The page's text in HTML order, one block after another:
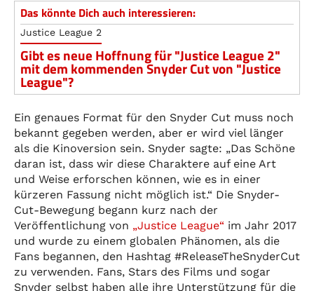
Das könnte Dich auch interessieren:
Justice League 2
Gibt es neue Hoffnung für "Justice League 2"
mit dem kommenden Snyder Cut von "Justice
League"?
Ein genaues Format für den Snyder Cut muss noch
bekannt gegeben werden, aber er wird viel länger
als die Kinoversion sein. Snyder sagte: „Das Schöne
daran ist, dass wir diese Charaktere auf eine Art
und Weise erforschen können, wie es in einer
kürzeren Fassung nicht möglich ist.“ Die Snyder-
Cut-Bewegung begann kurz nach der
Veröffentlichung von „Justice League“ im Jahr 2017
und wurde zu einem globalen Phänomen, als die
Fans begannen, den Hashtag #ReleaseTheSnyderCut
zu verwenden. Fans, Stars des Films und sogar
Snyder selbst haben alle ihre Unterstützung für die